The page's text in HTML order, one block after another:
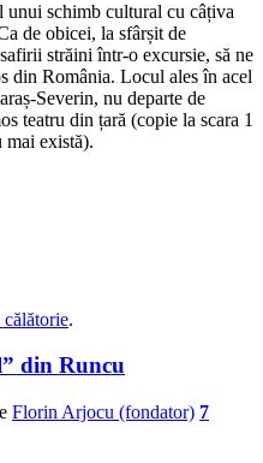
schimb cultural cu câțiva
de obicei, la sfârșit de
străini într-o excursie, să ne
din România. Locul ales în acel
Severin, nu departe de
teatru din țară (copie la scara 1
mai există).
.
din Runcu
Florin Arjocu (fondator) 7